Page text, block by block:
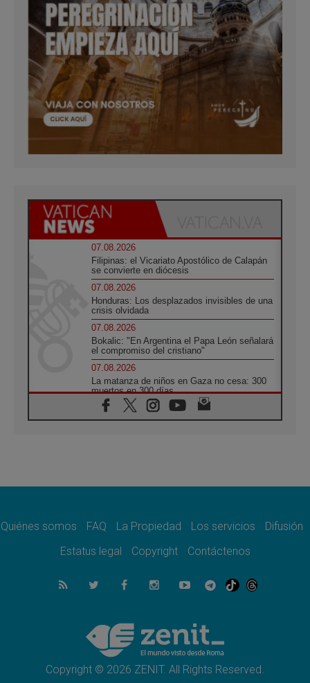
07.08.2026
Filipinas: el Vicariato Apostólico de Calapán
se convierte en diócesis
07.08.2026
Honduras: Los desplazados invisibles de una
crisis olvidada
07.08.2026
Bokalic: "En Argentina el Papa León señalará
el compromiso del cristiano"
07.08.2026
La matanza de niños en Gaza no cesa: 300
muertos en 300 días
07.08.2026
Tagle: La guerra desfigura el mundo, solo la
como misión al servicio del Evangelio
SIGNIS 2026, dar voz a las religiosas en el
espacio público
07.08.2026
Lanzan un proyecto de empoderamiento
Programa oficial del Viaje Apostólico del
Papa León XIV a Francia
Quiénes somos FAQ La Propiedad Los servicios
Difusión
Estatus legal
Copyright Contáctenos
Copyright © 2026 ZENIT. All Rights Reserved.